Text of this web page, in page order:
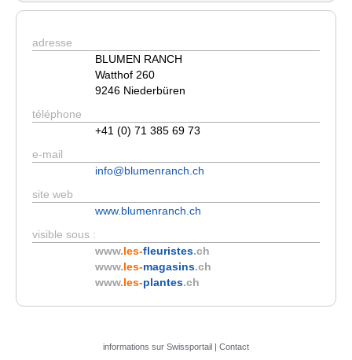
adresse
BLUMEN RANCH
Watthof 260
9246 Niederbüren
téléphone
+41 (0) 71 385 69 73
e-mail
info@blumenranch.ch
site web
www.blumenranch.ch
visible sous :
www.les-fleuristes.ch
www.les-magasins.ch
www.les-plantes.ch
informations sur Swissportail | Contact